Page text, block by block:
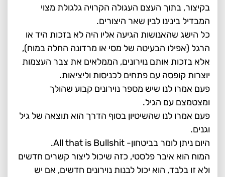
בקיצור, בתוך העצם העגולה הקרויה גלגולת מצוי
המבדיל בינינו לבין שאר היצורים.
כל הישג שהאנושות הגיעה אליו היה לא בזכות היד או
הרגל (אפילו הבעיטה של מסי או מרדונה החלה במוח),
אלא בזכות אותם נוירונים, הממלאים את צבר העצמות
יוצרות קופסה עם פתחים לכניסות וליציאות.
פעם אמרו לנו שיש מספר נוירונים קבוע שהולך
ומצטמצם עם הגיל.
פעם אמרו לנו שהשיטיון בסוף הדרך הוא תוצאה של גיל
וגנים.
היום ניתן לומר בביטחון- All that is Bullshit.
המוח הוא איבר פלסטי, כזה שיכול ליצור קשרים חדשים
ולא זו בלבד, הוא יכול לבנות נוירונים חדשים, אם יש